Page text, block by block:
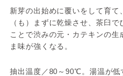
新芽の出始めに覆いをして育て
（も）まずに乾燥させ、茶臼
ことで渋みの元・カテキンの生
ま味が強くなる。
抽出温度／80～90℃。湯温が低